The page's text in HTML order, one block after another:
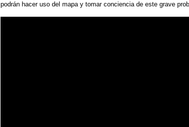
podrán hacer uso del mapa y tomar conciencia de este grave